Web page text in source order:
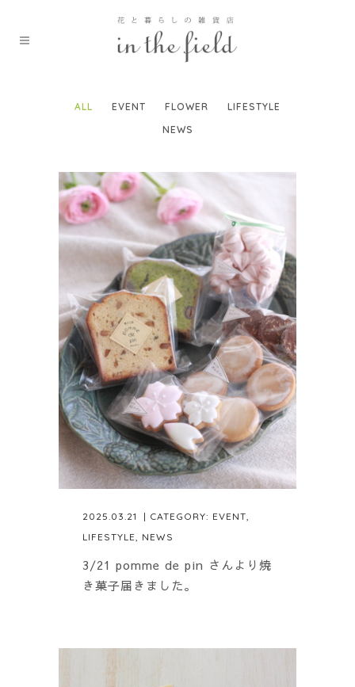
ALL EVENT FLOWER
LIFESTYLE
NEWS
2025.03.21 | CATEGORY: EVENT,
LIFESTYLE, NEWS
3/21 pomme de pin さんより焼
き菓子届きました。